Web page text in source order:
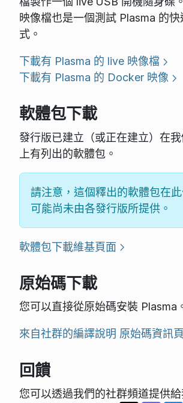
映像檔也是一個測試 Plasma 的
式。
下載有 Plasma 的 live 映像檔
下載有 Plasma 的 Docker 映像
軟體包下載
發行版已建立（或正在建立）在
上有列出的軟體包。
請注意，這個釋出的軟體包在
可能尚未由各發行版所提供。
軟體包下載維基頁面
原始碼下載
您可以直接從原始碼安裝 Plasma
來自社群的編譯說明 原始碼資訊
回饋
您可以透過我們的社群頻道提供